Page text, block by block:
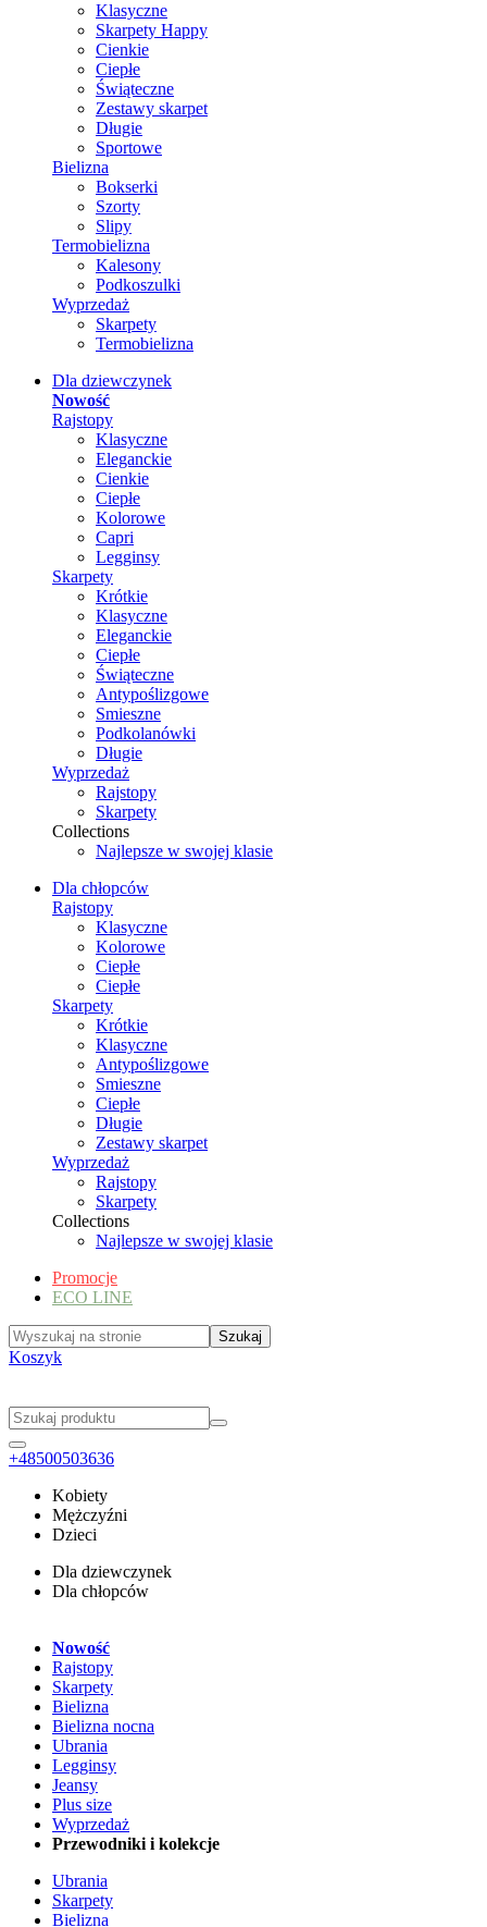
Klasyczne
Skarpety Happy
Cienkie
Ciepłe
Świąteczne
Zestawy skarpet
Długie
Sportowe
Bielizna
Bokserki
Szorty
Slipy
Termobielizna
Kalesony
Podkoszulki
Wyprzedaż
Skarpety
Termobielizna
Dla dziewczynek
Nowość
Rajstopy
Klasyczne
Eleganckie
Cienkie
Ciepłe
Kolorowe
Capri
Legginsy
Skarpety
Krótkie
Klasyczne
Eleganckie
Ciepłe
Świąteczne
Antypoślizgowe
Smieszne
Podkolanówki
Długie
Wyprzedaż
Rajstopy
Skarpety
Collections
Najlepsze w swojej klasie
Dla chłopców
Rajstopy
Klasyczne
Kolorowe
Ciepłe
Ciepłe
Skarpety
Krótkie
Klasyczne
Antypoślizgowe
Smieszne
Ciepłe
Długie
Zestawy skarpet
Wyprzedaż
Rajstopy
Skarpety
Collections
Najlepsze w swojej klasie
Promocje
ECO LINE
Koszyk
+48500503636
Kobiety
Mężczyźni
Dzieci
Dla dziewczynek
Dla chłopców
Nowość
Rajstopy
Skarpety
Bielizna
Bielizna nocna
Ubrania
Legginsy
Jeansy
Plus size
Wyprzedaż
Przewodniki i kolekcje
Ubrania
Skarpety
Bielizna